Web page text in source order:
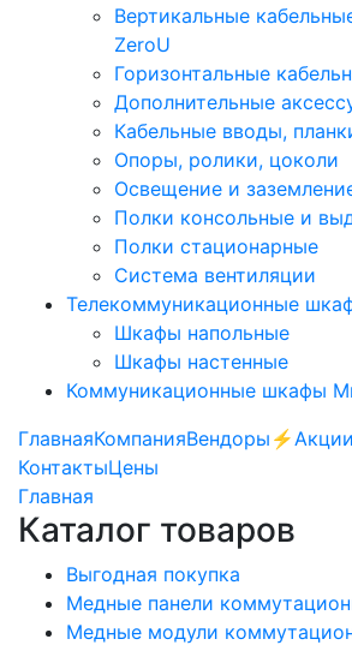
Вертикальные
ZeroU
Горизонтальные
Дополнительные
Кабельные вводы,
Опоры, ролики, цоколи
Освещение и
Полки консольные и
Полки стационарные
Система вентиляции
Телекоммуникационные
Шкафы напольные
Шкафы настенные
Коммуникационные шкафы
ГлавнаяКомпанияВендоры ⚡️Акции
КонтактыЦены
Главная
Каталог товаров
Выгодная покупка
Медные панели
Медные модули